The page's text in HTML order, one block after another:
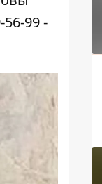
99 -